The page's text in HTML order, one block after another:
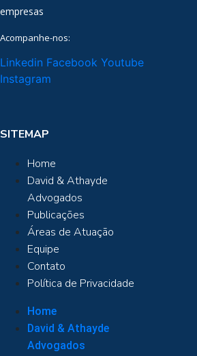
empresas
Acompanhe-nos:
Linkedin Facebook Youtube
Instagram
SITEMAP
Home
David & Athayde
Advogados
Publicações
Áreas de Atuação
Equipe
Contato
Política de Privacidade
Home
David & Athayde
Advogados